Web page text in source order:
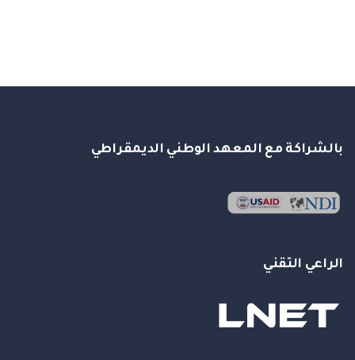
بالشراكة مع المعهد الوطني الديمقراطي
الراعي التقني